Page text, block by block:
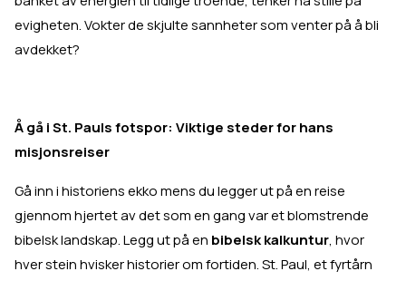
evigheten. Vokter de skjulte sannheter som venter på å bli
avdekket?
Å gå i St. Pauls fotspor: Viktige steder for hans
misjonsreiser
Gå inn i historiens ekko mens du legger ut på en reise
gjennom hjertet av det som en gang var et blomstrende
bibelsk landskap. Legg ut på en bibelsk kalkuntur, hvor
hver stein hvisker historier om fortiden. St. Paul, et fyrtårn